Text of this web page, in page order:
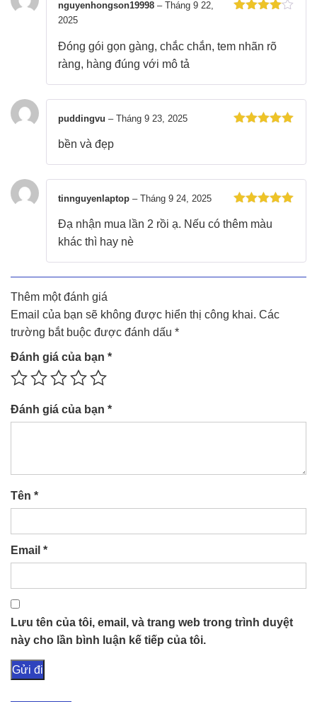
sao
nguyenhongson19998 – Tháng 9 22,
2025
Đóng gói gọn gàng, chắc chắn, tem nhãn rõ
ràng, hàng đúng với mô tả
puddingvu – Tháng 9 23, 2025
bền và đẹp
hạng55
tinnguyenlaptop – Tháng 9 24, 2025
Đạ nhận mua lần 2 rồi ạ. Nếu có thêm màu
khác thì hay nè
Thêm một đánh giá
Email của bạn sẽ không được hiển thị công khai. Các
trường bắt buộc được đánh dấu *
Đánh giá của bạn *
Đánh giá của bạn *
Tên *
Email *
Lưu tên của tôi, email, và trang web trong trình duyệt
này cho lần bình luận kế tiếp của tôi.